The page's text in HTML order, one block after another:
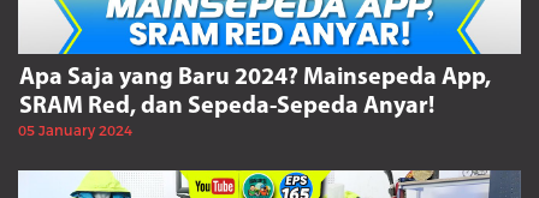
Apa Saja yang Baru 2024? Mainsepeda App,
SRAM Red, dan Sepeda-Sepeda Anyar!
05 January 2024